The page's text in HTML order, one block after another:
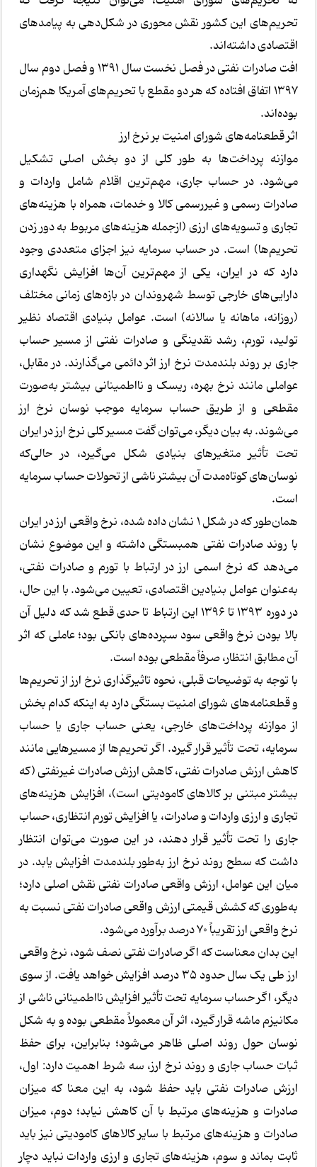
تحریم‌های این کشور نقش محوری در شکل‌دهی به پیامدهای
اقتصادی داشته‌اند.
افت صادرات نفتی در فصل نخست سال ۱۳۹۱ و فصل دوم سال
۱۳۹۷ اتفاق افتاده که هر دو مقطع با تحریم‌های آمریکا هم‌زمان
بوده‌اند.
اثر قطعنامه‌های شورای امنیت بر نرخ ارز
موازنه پرداخت‌ها به طور کلی از دو بخش اصلی تشکیل
می‌شود. در حساب جاری، مهم‌ترین اقلام شامل واردات و
صادرات رسمی و غیررسمی کالا و خدمات، همراه با هزینه‌های
تجاری و تسویه‌های ارزی (ازجمله هزینه‌های مربوط به دور زدن
تحریم‌ها) است. در حساب سرمایه نیز اجزای متعددی وجود
دارد که در ایران، یکی از مهم‌ترین آن‌ها افزایش نگهداری
دارایی‌های خارجی توسط شهروندان در بازه‌های زمانی مختلف
(روزانه، ماهانه یا سالانه) است. عوامل بنیادی اقتصاد نظیر
تولید، تورم، رشد نقدینگی و صادرات نفتی از مسیر حساب
جاری بر روند بلندمدت نرخ ارز اثر دائمی می‌گذارند. در مقابل،
عواملی مانند نرخ بهره، ریسک و نااطمینانی بیشتر به‌صورت
مقطعی و از طریق حساب سرمایه موجب نوسان نرخ ارز
می‌شوند. به بیان دیگر، می‌توان گفت مسیر کلی نرخ ارز در ایران
تحت تأثیر متغیرهای بنیادی شکل می‌گیرد، در حالی‌که
نوسان‌های کوتاه‌مدت آن بیشتر ناشی از تحولات حساب سرمایه
است.
همان‌طور که در شکل ۱ نشان داده شده، نرخ واقعی ارز در ایران
با روند صادرات نفتی همبستگی داشته و این موضوع نشان
می‌دهد که نرخ اسمی ارز در ارتباط با تورم و صادرات نفتی،
به‌عنوان عوامل بنیادین اقتصادی، تعیین می‌شود. با این حال،
در دوره ۱۳۹۳ تا ۱۳۹۶ این ارتباط تا حدی قطع شد که دلیل آن
بالا بودن نرخ واقعی سود سپرده‌های بانکی بود؛ عاملی که اثر
آن مطابق انتظار، صرفاً مقطعی بوده است.
با توجه به توضیحات قبلی، نحوه تاثیرگذاری نرخ ارز از تحریم‌ها
و قطعنامه‌های شورای امنیت بستگی دارد به اینکه کدام بخش
از موازنه پرداخت‌های خارجی، یعنی حساب جاری یا حساب
سرمایه، تحت تأثیر قرار گیرد. اگر تحریم‌ها از مسیرهایی مانند
کاهش ارزش صادرات نفتی، کاهش ارزش صادرات غیرنفتی (که
بیشتر مبتنی بر کالاهای کامودیتی است)، افزایش هزینه‌های
تجاری و ارزی واردات و صادرات، یا افزایش تورم انتظاری، حساب
جاری را تحت تأثیر قرار دهند، در این صورت می‌توان انتظار
داشت که سطح روند نرخ ارز به‌طور بلندمدت افزایش یابد. در
میان این عوامل، ارزش واقعی صادرات نفتی نقش اصلی دارد؛
به‌طوری که کشش قیمتی ارزش واقعی صادرات نفتی نسبت به
نرخ واقعی ارز تقریباً ۷۰ درصد برآورد می‌شود.
این بدان معناست که اگر صادرات نفتی نصف شود، نرخ واقعی
ارز طی یک سال حدود ۳۵ درصد افزایش خواهد یافت. از سوی
دیگر، اگر حساب سرمایه تحت تأثیر افزایش نااطمینانی ناشی از
مکانیزم ماشه قرار گیرد، اثر آن معمولاً مقطعی بوده و به شکل
نوسان حول روند اصلی ظاهر می‌شود؛ بنابراین، برای حفظ
ثبات حساب جاری و روند نرخ ارز، سه شرط اهمیت دارد: اول،
ارزش صادرات نفتی باید حفظ شود، به این معنا که میزان
صادرات و هزینه‌های مرتبط با آن کاهش نیابد؛ دوم، میزان
صادرات و هزینه‌های مرتبط با سایر کالاهای کامودیتی نیز باید
ثابت بماند و سوم، هزینه‌های تجاری و ارزی واردات نباید دچار